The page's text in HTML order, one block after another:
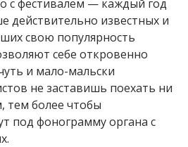
с фестивалем — каждый год
действительно известных и
свою популярность
себе откровенно
и мало-мальски
не заставишь поехать ни
тем более чтобы
под фонограмму органа с